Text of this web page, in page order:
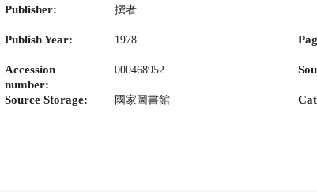
Publisher: 撰者
Publish Year: 1978
Accession
number:
000468952
Source Storage: 國家圖書館